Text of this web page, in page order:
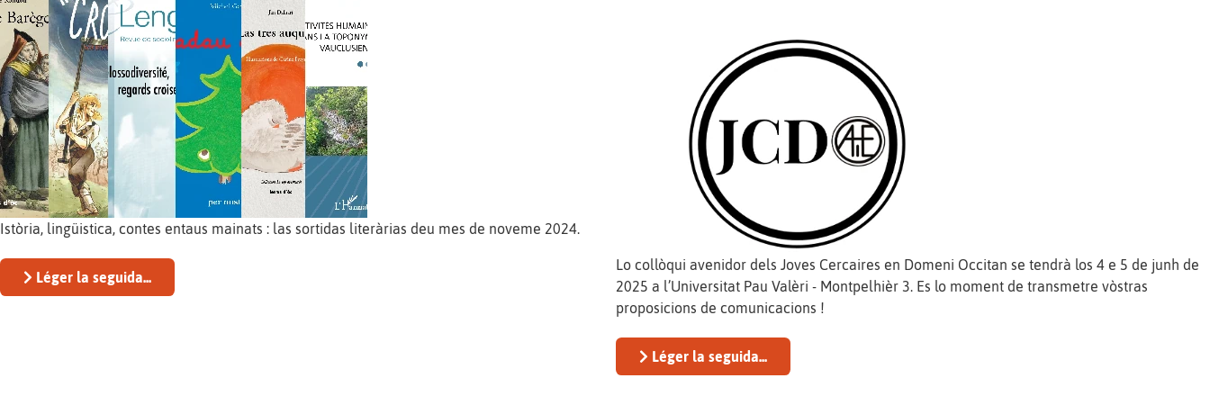
Istòria, lingüistica, contes entaus mainats : las sortidas literàrias deu mes de noveme 2024.
Léger la seguida...
Lo collòqui avenidor dels Joves Cercaires en Domeni Occitan se tendrà los 4 e 5 de junh de
2025 a l’Universitat Pau Valèri - Montpelhièr 3. Es lo moment de transmetre vòstras
proposicions de comunicacions !
Léger la seguida...